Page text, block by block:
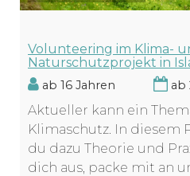
Volunteering im Klima-
Naturschutzprojekt in
ab 16 Jahren ab
Aktueller kann ein
Klimaschutz. In
du dazu Theorie und
dich aus, packe mit an